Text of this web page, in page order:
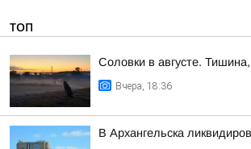
ТОП
Соловки в августе.
Вчера, 18:36
В Архангельска